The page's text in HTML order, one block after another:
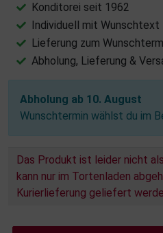
Konditorei seit 1962
Individuell mit Wunschtext
Lieferung zum
Abholung, Lieferung &
Abholung ab 10. August
Wunschtermin wählst du im
Das Produkt ist leider nicht
kann nur im Tortenladen
Kurierlieferung geliefert